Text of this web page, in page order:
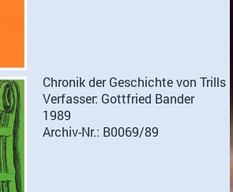
Chronik der Geschichte von Trills
Verfasser: Gottfried Bander
1989
Archiv-Nr.: B0069/89